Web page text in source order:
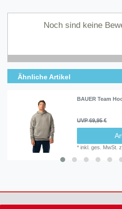
Noch sind keine
Ähnliche Artikel
BAUER Team
UVP 69,95 €
*inkl. ges. MwSt.